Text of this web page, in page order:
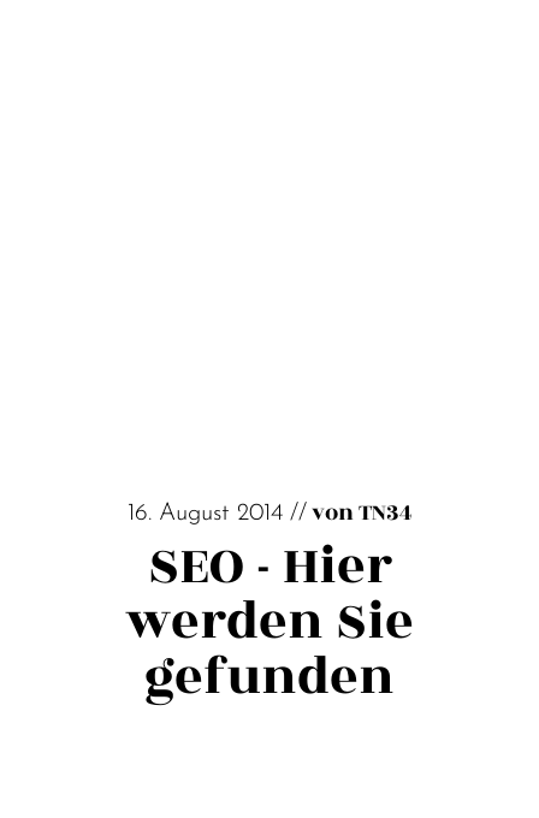
16. August 2014 //von TN34
SEO - Hier
werden Sie
ge­funden